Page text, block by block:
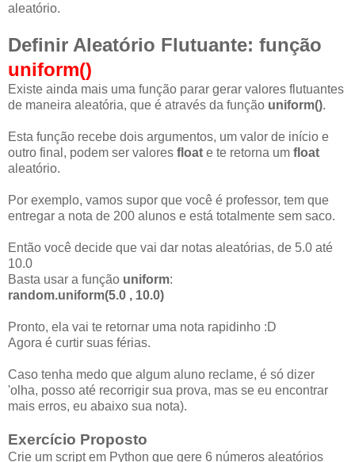
aleatório.
Definir Aleatório Flutuante: função
uniform()
Existe ainda mais uma função parar gerar valores flutuantes
de maneira aleatória, que é através da função uniform().
Esta função recebe dois argumentos, um valor de início e
outro final, podem ser valores float e te retorna um float
aleatório.
Por exemplo, vamos supor que você é professor, tem que
entregar a nota de 200 alunos e está totalmente sem saco.
Então você decide que vai dar notas aleatórias, de 5.0 até
10.0
Basta usar a função uniform:
random.uniform(5.0 , 10.0)
Pronto, ela vai te retornar uma nota rapidinho :D
Agora é curtir suas férias.
Caso tenha medo que algum aluno reclame, é só dizer
'olha, posso até recorrigir sua prova, mas se eu encontrar
mais erros, eu abaixo sua nota).
Exercício Proposto
Crie um script em Python que gere 6 números aleatórios